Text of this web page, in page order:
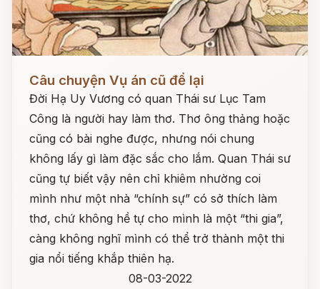
Câu chuyện Vụ án cũ để lại
Đời Hạ Uy Vương có quan Thái sư Lục Tam
Công là người hay làm thơ. Thơ ông thảng hoặc
cũng có bài nghe được, nhưng nói chung
không lấy gì làm đặc sắc cho lắm. Quan Thái sư
cũng tự biết vậy nên chỉ khiêm nhường coi
mình như một nhà “chính sự” có sở thích làm
thơ, chứ không hề tự cho mình là một “thi gia”,
càng không nghĩ mình có thể trở thành một thi
gia nổi tiếng khắp thiên hạ.
08-03-2022